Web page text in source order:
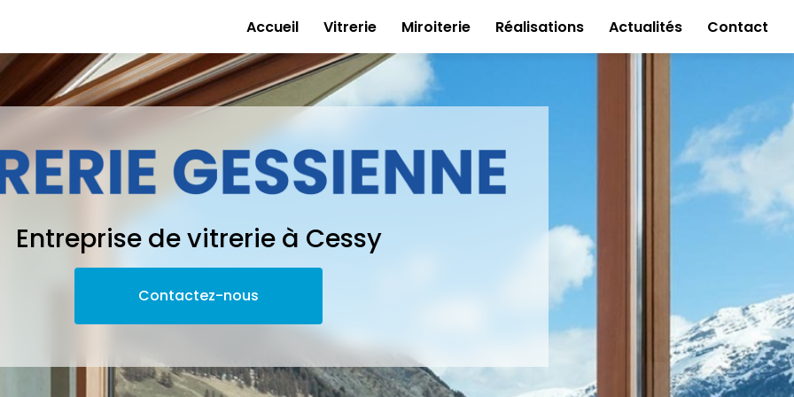
Accueil
Vitrerie Miroiterie Réalisations Actualités Contact
Entreprise de vitrerie à Cessy
Contactez-nous